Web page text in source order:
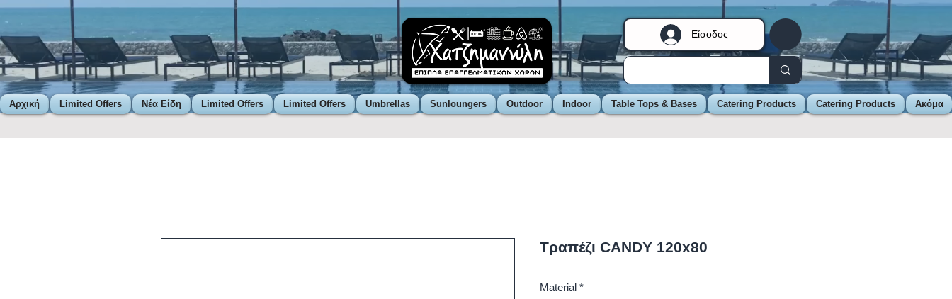
Είσοδος
Αρχική Limited Offers Νέα Είδη Limited Offers Limited Offers Umbrellas Sunloungers Outdoor Indoor Table Tops & Bases Catering Products Catering Products Ακόμα
Τραπέζι CANDY 120x80
Material *